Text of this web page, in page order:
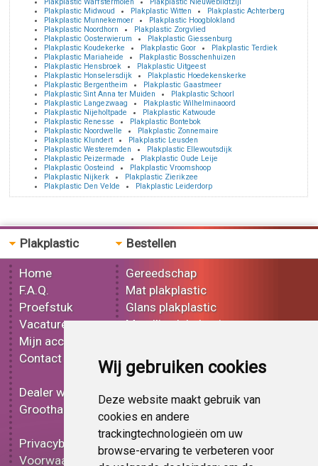
Wij gebruiken cookies
Deze website maakt gebruik van
cookies en andere
trackingtechnologieën om uw
browse-ervaring te verbeteren voor
Plakplastic Midwoud
Plakplastic Witten
Plakplastic Achterberg
Plakplastic Munnekemoer
Plakplastic Hoogblokland
Plakplastic Noordhorn
Plakplastic Zorgvlied
Plakplastic Oosterwierum
Plakplastic Giessenburg
Plakplastic Koudekerke
Plakplastic Goor
Plakplastic Terdiek
Plakplastic Mariaheide
Plakplastic Bosschenhuizen
Plakplastic Hensbroek
Plakplastic Uitgeest
Plakplastic Honselersdijk
Plakplastic Hoedekenskerke
Plakplastic Bergentheim
Plakplastic Gaastmeer
Plakplastic Sint Anna ter Muiden
Plakplastic Schoorl
Plakplastic Langezwaag
Plakplastic Wilhelminaoord
Plakplastic Nijeholtpade
Plakplastic Katwoude
Plakplastic Renesse
Plakplastic Bontebok
Plakplastic Noordwelle
Plakplastic Zonnemaire
Plakplastic Klundert
Plakplastic Leusden
Plakplastic Westeremden
Plakplastic Ellewoutsdijk
Plakplastic Peizermade
Plakplastic Oude Leije
Plakplastic Oosteind
Plakplastic Vroomshoop
Plakplastic Nijkerk
Plakplastic Zierikzee
Plakplastic Den Velde
Plakplastic Leiderdorp
Plakplastic
Home
F.A.Q.
Proefstuk
Vacatures
Mijn account
Contact
Dealer worden
Groothandel
Privacybeleid
Voorwaarden
Bestellen
Gereedschap
Mat plakplastic
Glans plakplastic
Metallic plakplastic
Effect plakplastic
Bedrukt plakplastic
Carbon plakplastic
Lampen folie
Functionele folie
Plakplastic korting
Op bestelling